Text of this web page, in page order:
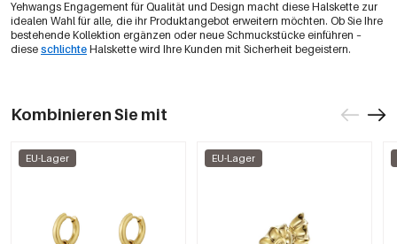
Yehwangs Engagement für Qualität und Design macht diese Halskette zur
idealen Wahl für alle, die ihr Produktangebot erweitern möchten. Ob Sie Ihre
bestehende Kollektion ergänzen oder neue Schmuckstücke einführen –
diese schlichte Halskette wird Ihre Kunden mit Sicherheit begeistern.
Kombinieren Sie mit
EU-Lager EU-Lager